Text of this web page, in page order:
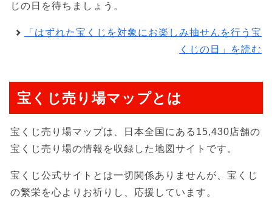
じの日を待ちましょう。
「はずれた宝くじを対象にお楽しみ抽せんを行う宝
くじの日」を読む
宝くじ売り場マップとは
宝くじ売り場マップは、日本全国にある15,430店舗の
宝くじ売り場の情報を収録した地図サイトです。
宝くじ公式サイトとは一切関係ありませんが、宝くじ
の繁栄を心よりお祈りし、応援しています。